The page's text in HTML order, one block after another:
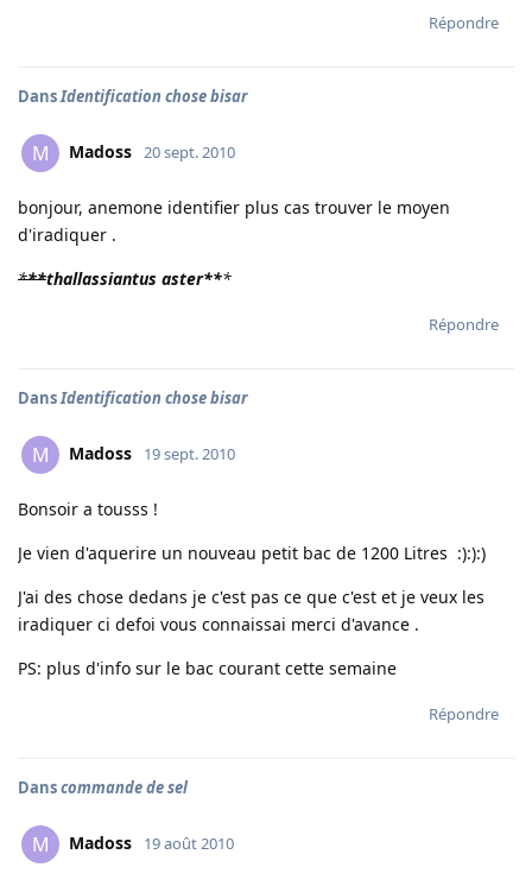
Répondre
DansIdentification chose bisar
M Madoss 20 sept. 2010
bonjour, anemone identifier plus cas trouver le moyen
d'iradiquer .
***thallassiantus aster***
Répondre
DansIdentification chose bisar
M Madoss 19 sept. 2010
Bonsoir a tousss !
Je vien d'aquerire un nouveau petit bac de 1200 Litres :):):)
J'ai des chose dedans je c'est pas ce que c'est et je veux les
iradiquer ci defoi vous connaissai merci d'avance .
PS: plus d'info sur le bac courant cette semaine
Répondre
Danscommande de sel
M Madoss 19 août 2010